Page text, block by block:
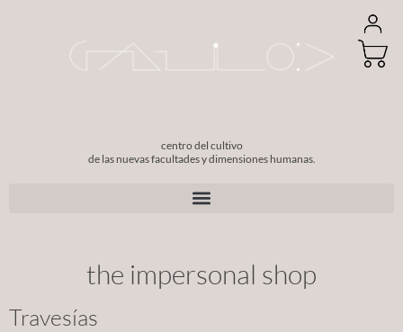
centro del cultivo
de las nuevas facultades y dimensiones humanas.
the impersonal shop
Travesías